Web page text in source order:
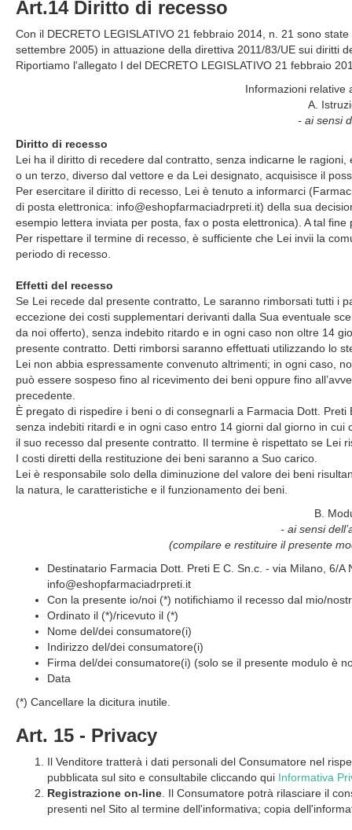
Art.14 Diritto di recesso
Con il DECRETO LEGISLATIVO 21 febbraio 2014, n. 21 sono
settembre 2005) in attuazione della direttiva 2011/83/UE sui diritti
Riportiamo l'allegato I del DECRETO LEGISLATIVO 21 febbraio
Informazioni relative
A.
- ai sensi
Diritto di recesso
Lei ha il diritto di recedere dal contratto, senza indicarne le
o un terzo, diverso dal vettore e da Lei designato, acquisisce il
Per esercitare il diritto di recesso, Lei è tenuto a informarci
di posta elettronica: info@eshopfarmaciadrpreti.it) della sua
esempio lettera inviata per posta, fax o posta elettronica). A tal
Per rispettare il termine di recesso, è sufficiente che Lei invii la
periodo di recesso.
Effetti del recesso
Se Lei recede dal presente contratto, Le saranno rimborsati tutti i
eccezione dei costi supplementari derivanti dalla Sua eventuale
da noi offerto), senza indebito ritardo e in ogni caso non oltre 14
presente contratto. Detti rimborsi saranno effettuati utilizzando lo
Lei non abbia espressamente convenuto altrimenti; in ogni caso,
può essere sospeso fino al ricevimento dei beni oppure fino
precedente.
È pregato di rispedire i beni o di consegnarli a Farmacia Dott.
senza indebiti ritardi e in ogni caso entro 14 giorni dal giorno in cui
il suo recesso dal presente contratto. Il termine è rispettato se Lei
I costi diretti della restituzione dei beni saranno a Suo carico.
Lei è responsabile solo della diminuzione del valore dei beni
la natura, le caratteristiche e il funzionamento dei beni.
B.
- ai sensi
(compilare e restituire il presente
Destinatario Farmacia Dott. Preti E C. Sn.c. - via Milano, 6/
info@eshopfarmaciadrpreti.it
Con la presente io/noi (*) notifichiamo il recesso dal mio/
Ordinato il (*)/ricevuto il (*)
Nome del/dei consumatore(i)
Indirizzo del/dei consumatore(i)
Firma del/dei consumatore(i) (solo se il presente modulo è
Data
(*) Cancellare la dicitura inutile.
Art. 15 - Privacy
Il Venditore tratterà i dati personali del Consumatore nel
pubblicata sul sito e consultabile cliccando qui Informativa
Registrazione on-line . Il Consumatore potrà rilasciare il
presenti nel Sito al termine dell'informativa; copia